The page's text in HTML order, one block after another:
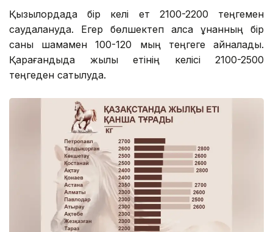
Қызылордада бір келі ет 2100-2200 теңгемен
саудалануда. Егер бөлшектеп алса құнанның бір
саны шамамен 100-120 мың теңгеге айналады.
Қарағандыда жылқы етінің келісі 2100-2500
теңгеден сатылуда.